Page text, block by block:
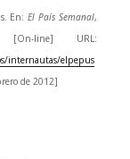
En:El País Semanal,
line] URL:
internautas/elpepus
de 2012]